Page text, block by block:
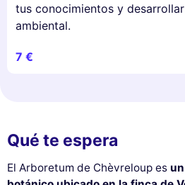
tus conocimientos y
ambiental.
7 €
Qué te espera
El Arboretum de Chèvreloup es